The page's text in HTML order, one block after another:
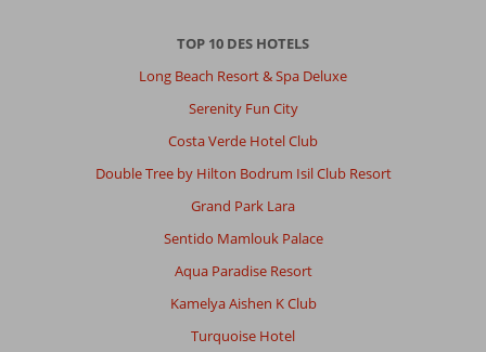
TOP 10 DES HOTELS
Long Beach Resort & Spa Deluxe
Serenity Fun City
Costa Verde Hotel Club
Double Tree by Hilton Bodrum Isil Club Resort
Grand Park Lara
Sentido Mamlouk Palace
Aqua Paradise Resort
Kamelya Aishen K Club
Turquoise Hotel